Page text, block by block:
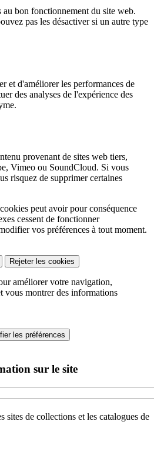
au bon fonctionnement du site web.
pas les désactiver si un autre type
et d'améliorer les performances de
des analyses de l'expérience des
provenant de sites web tiers,
Vimeo ou SoundCloud. Si vous
risquez de supprimer certaines
peut avoir pour conséquence
cessent de fonctionner
vos préférences à tout moment.
Rejeter les cookies
améliorer votre navigation,
vous montrer des informations
les préférences
sur le site
sites de collections et les catalogues de